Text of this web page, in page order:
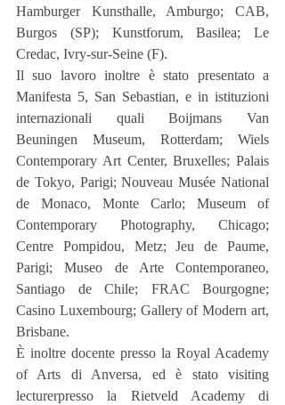
Hamburger Kunsthalle, Amburgo; CAB,
Burgos (SP); Kunstforum, Basilea; Le
Credac, Ivry-sur-Seine (F).
Il suo lavoro inoltre è stato presentato a
Manifesta 5, San Sebastian, e in istituzioni
internazionali quali Boijmans Van
Beuningen Museum, Rotterdam; Wiels
Contemporary Art Center, Bruxelles; Palais
de Tokyo, Parigi; Nouveau Musée National
de Monaco, Monte Carlo; Museum of
Contemporary Photography, Chicago;
Centre Pompidou, Metz; Jeu de Paume,
Parigi; Museo de Arte Contemporaneo,
Santiago de Chile; FRAC Bourgogne;
Casino Luxembourg; Gallery of Modern art,
Brisbane.
È inoltre docente presso la Royal Academy
of Arts di Anversa, ed è stato visiting
lecturerpresso la Rietveld Academy di